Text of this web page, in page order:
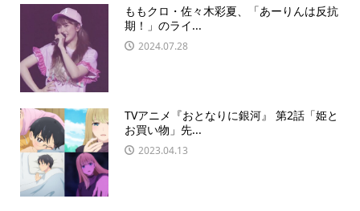
ももクロ・佐々木彩夏、「あーりんは反抗
期！」のライ...
2024.07.28
TVアニメ『おとなりに銀河』 第2話「姫と
お買い物」先...
2023.04.13